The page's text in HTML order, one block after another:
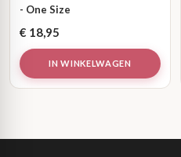
- One Size
€ 18,95
IN WINKELWAGEN